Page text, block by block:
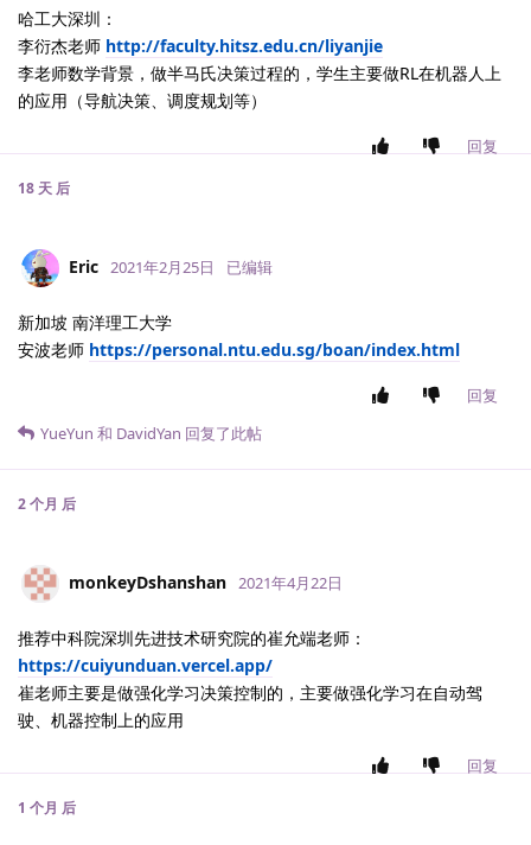
哈工大深圳：
李衍杰老师 http://faculty.hitsz.edu.cn/liyanjie
李老师数学背景，做半马氏决策过程的，学生主要做RL在机器人上
的应用（导航决策、调度规划等）
回复
18 天 后
Eric 2021年2月25日 已编辑
新加坡 南洋理工大学
安波老师 https://personal.ntu.edu.sg/boan/index.html
回复
YueYun 和 DavidYan 回复了此帖
2 个月 后
monkeyDshanshan 2021年4月22日
推荐中科院深圳先进技术研究院的崔允端老师：
https://cuiyunduan.vercel.app/
崔老师主要是做强化学习决策控制的，主要做强化学习在自动驾
驶、机器控制上的应用
回复
1 个月 后